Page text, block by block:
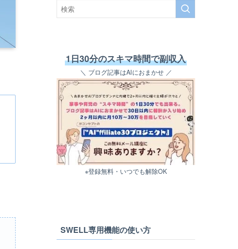
1日30分のスキマ時間で副収入
＼ ブログ記事はAIにおまかせ ／
※登録無料・いつでも解除OK
SWELL専用機能の使い方